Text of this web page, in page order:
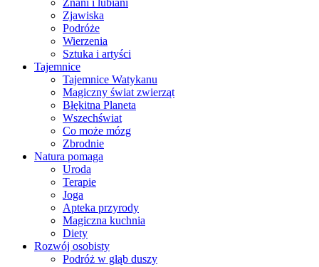
Znani i lubiani
Zjawiska
Podróże
Wierzenia
Sztuka i artyści
Tajemnice
Tajemnice Watykanu
Magiczny świat zwierząt
Błękitna Planeta
Wszechświat
Co może mózg
Zbrodnie
Natura pomaga
Uroda
Terapie
Joga
Apteka przyrody
Magiczna kuchnia
Diety
Rozwój osobisty
Podróż w głąb duszy